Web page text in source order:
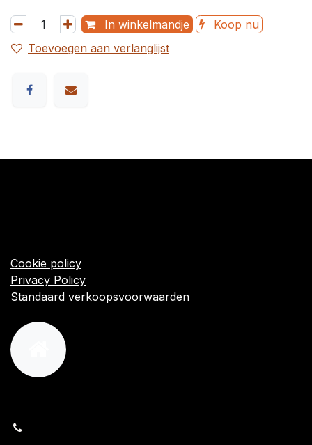
In winkelmandje
Koop nu
Toevoegen aan verlanglijst
Cookie policy
Privacy Policy
Standaard verkoopsvoorwaarden